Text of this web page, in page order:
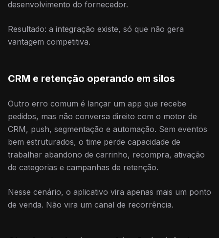
desenvolvimento do fornecedor.
Resultado: a integração existe, só que não gera
vantagem competitiva.
CRM e retenção operando em silos
Outro erro comum é lançar um app que recebe
pedidos, mas não conversa direito com o motor de
CRM, push, segmentação e automação. Sem eventos
bem estruturados, o time perde capacidade de
trabalhar abandono de carrinho, recompra, ativação
de categorias e campanhas de retenção.
Nesse cenário, o aplicativo vira apenas mais um ponto
de venda. Não vira um canal de recorrência.